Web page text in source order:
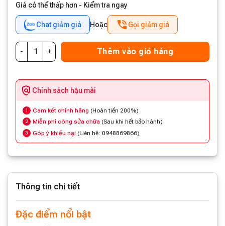
Giá có thể thấp hơn - Kiểm tra ngay
Chat giảm giá Hoặc Gọi giảm giá
Thêm vào giỏ hàng
Chính sách hậu mãi
1 Cam kết chính hãng (Hoàn tiền 200%)
2 Miễn phí công sửa chữa (Sau khi hết bảo hành)
3 Góp ý khiếu nại (Liên hệ: 0948869866)
Thông tin chi tiết
Đặc điểm nổi bật